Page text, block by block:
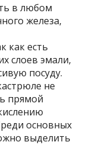
в любом
железа,
как есть
слоев эмали,
посуду.
не
прямой
основных
выделить